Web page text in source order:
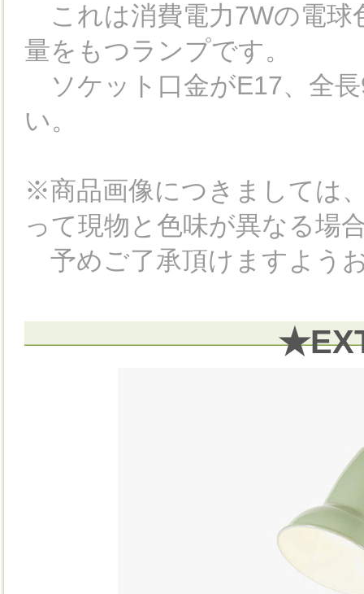
これは消費電力7Wの電球
量をもつランプです。
ソケット口金がE17、全
い。
※商品画像につきましては
って現物と色味が異なる場
予めご了承頂けますよう